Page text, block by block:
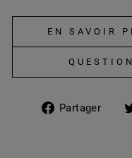
EN SAVOIR
Partager